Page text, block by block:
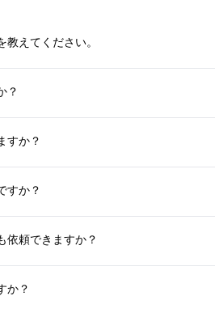
えてください。
？
すか？
すか？
依頼できますか？
か？